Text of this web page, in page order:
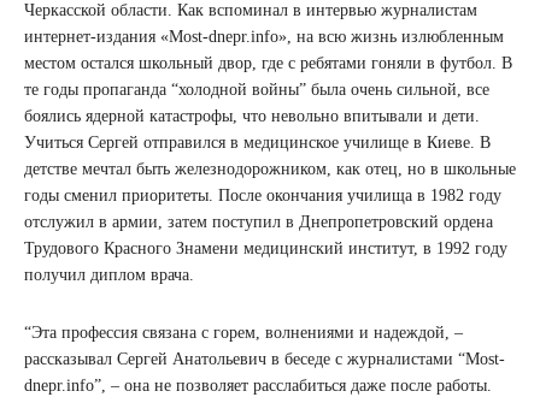
Черкасской области. Как вспоминал в интервью журналистам
интернет-издания «Most-dnepr.info», на всю жизнь излюбленным
местом остался школьный двор, где с ребятами гоняли в футбол. В
те годы пропаганда “холодной войны” была очень сильной, все
боялись ядерной катастрофы, что невольно впитывали и дети.
Учиться Сергей отправился в медицинское училище в Киеве. В
детстве мечтал быть железнодорожником, как отец, но в школьные
годы сменил приоритеты. После окончания училища в 1982 году
отслужил в армии, затем поступил в Днепропетровский ордена
Трудового Красного Знамени медицинский институт, в 1992 году
получил диплом врача.
“Эта профессия связана с горем, волнениями и надеждой, –
рассказывал Сергей Анатольевич в беседе с журналистами “Most-
dnepr.info”, – она не позволяет расслабиться даже после работы.